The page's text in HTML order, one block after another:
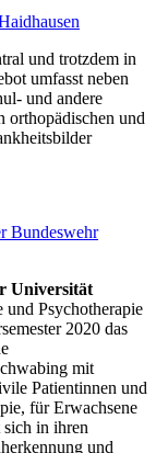
und trotzdem in
umfasst neben
und andere
orthopädischen und
Universität
Psychotherapie
2020 das
mit
Patientinnen und
für Erwachsene
in ihren
und